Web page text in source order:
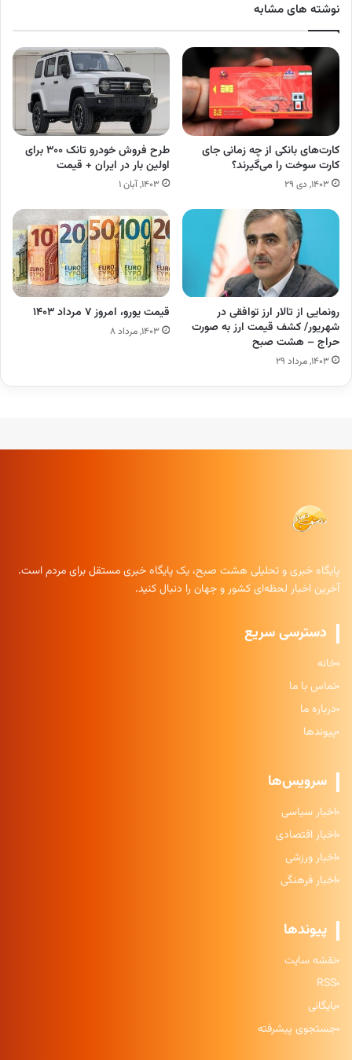
نوشته های مشابه
کارت‌های بانکی از چه زمانی جای
کارت سوخت را می‌گیرند؟
۱۴۰۳, دی ۲۹
طرح فروش خودرو تانک ۳۰۰ برای
اولین بار در ایران + قیمت
۱۴۰۳, آبان ۱
رونمایی از تالار ارز توافقی در
شهریور/ کشف قیمت ارز به صورت
حراج – هشت صبح
۱۴۰۳, مرداد ۲۹
قیمت یورو، امروز ۷ مرداد ۱۴۰۳
۱۴۰۳, مرداد ۸
پایگاه خبری و تحلیلی هشت صبح، یک پایگاه خبری مستقل برای مردم است.
آخرین اخبار لحظه‌ای کشور و جهان را دنبال کنید.
دسترسی سریع
خانه
تماس با ما
درباره ما
پیوندها
سرویس‌ها
اخبار سیاسی
اخبار اقتصادی
اخبار ورزشی
اخبار فرهنگی
پیوندها
نقشه سایت
RSS
بایگانی
جستجوی پیشرفته